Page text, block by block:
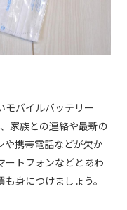
モバイルバッテリー
家族との連絡や最新の
や携帯電話などが欠か
ートフォンなどとあわ
身につけましょう。